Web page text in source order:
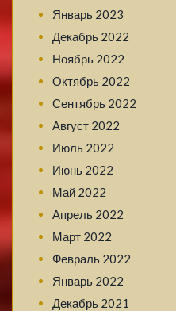
Январь 2023
Декабрь 2022
Ноябрь 2022
Октябрь 2022
Сентябрь 2022
Август 2022
Июль 2022
Июнь 2022
Май 2022
Апрель 2022
Март 2022
Февраль 2022
Январь 2022
Декабрь 2021